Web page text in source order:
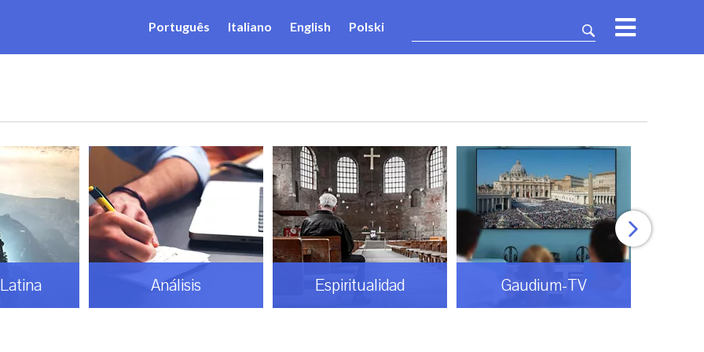
Português Italiano English Polski
Análisis Espiritualidad Gaudium-TV